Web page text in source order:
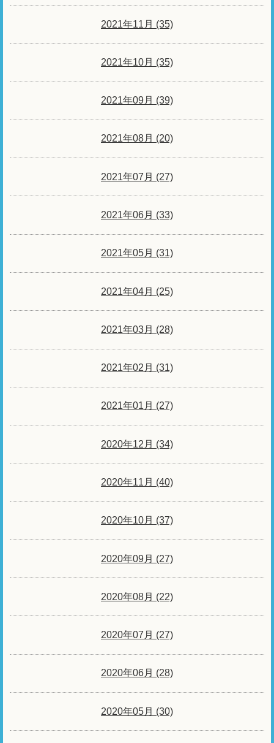
2021年11月 (35)
2021年10月 (35)
2021年09月 (39)
2021年08月 (20)
2021年07月 (27)
2021年06月 (33)
2021年05月 (31)
2021年04月 (25)
2021年03月 (28)
2021年02月 (31)
2021年01月 (27)
2020年12月 (34)
2020年11月 (40)
2020年10月 (37)
2020年09月 (27)
2020年08月 (22)
2020年07月 (27)
2020年06月 (28)
2020年05月 (30)